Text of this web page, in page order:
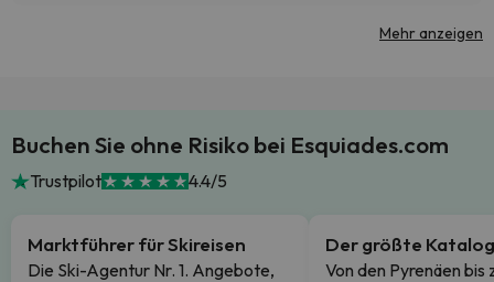
Mehr anzeigen
Buchen Sie ohne Risiko bei Esquiades.com
Trustpilot 4.4/5
Marktführer für Skireisen
Die Ski-Agentur Nr. 1. Angebote,
Der größte Katalog
Von den Pyrenäen bis